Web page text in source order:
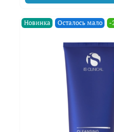
Новинка Осталось мало -